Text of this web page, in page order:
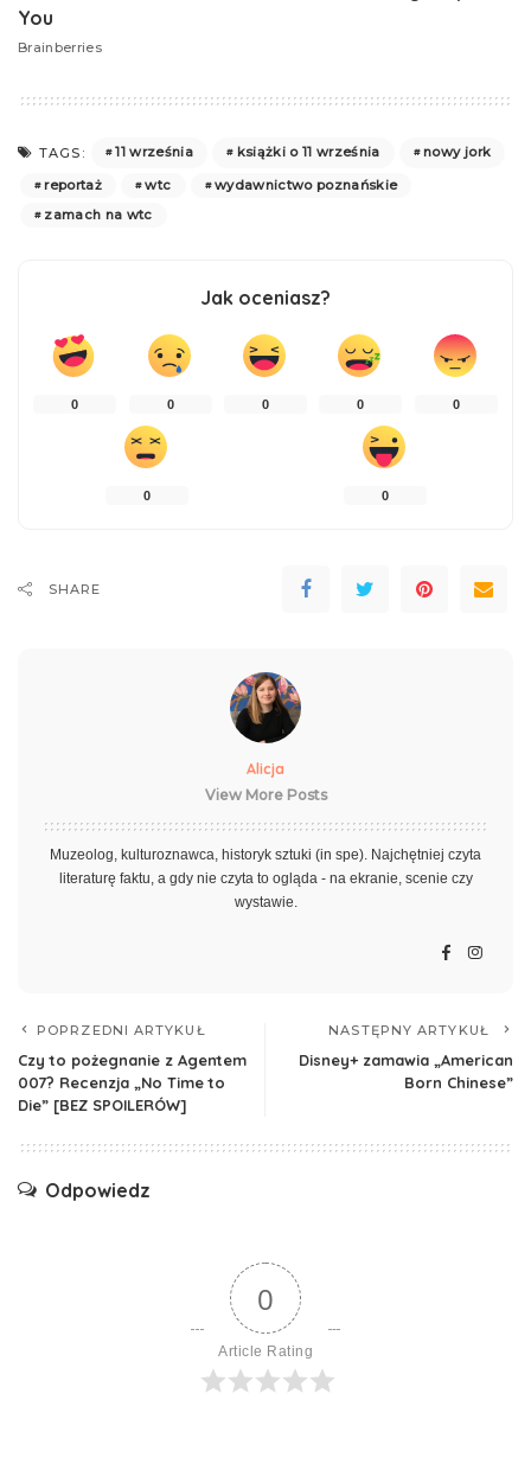
TAGS: 11 września książki o 11 września
nowy jork
reportaż
wtc
wydawnictwo poznańskie
zamach na wtc
Jak oceniasz?
0 0 0 0 0
0 0
SHARE
Alicja
View More Posts
Muzeolog, kulturoznawca, historyk sztuki (in spe). Najchętniej czyta
literaturę faktu, a gdy nie czyta to ogląda - na ekranie, scenie czy
wystawie.
POPRZEDNI ARTYKUŁ
Czy to pożegnanie z Agentem
007? Recenzja „No Time to
Die” [BEZ SPOILERÓW]
NASTĘPNY ARTYKUŁ
Disney+ zamawia „American
Born Chinese”
Odpowiedz
0
Article Rating